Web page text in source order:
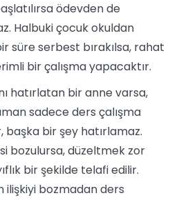
ödevden de
Halbuki çocuk okuldan
süre serbest bırakılsa, rahat
bir çalışma yapacaktır.
hatırlatan bir anne varsa,
sadece ders çalışma
başka bir şey hatırlamaz.
bozulursa, düzeltmek zor
bir şekilde telafi edilir.
ilişkiyi bozmadan ders